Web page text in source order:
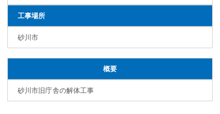
工事場所
砂川市
概要
砂川市旧庁舎の解体工事